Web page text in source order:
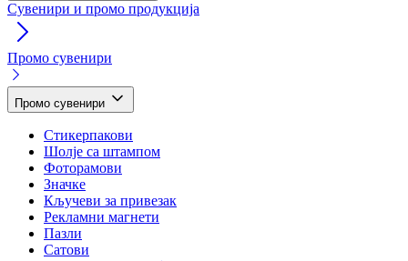
Сувенири и промо продукција
Промо сувенири
Промо сувенири
Стикерпакови
Шолје са штампом
Фоторамови
Значке
Кључеви за привезак
Рекламни магнети
Пазли
Сатови